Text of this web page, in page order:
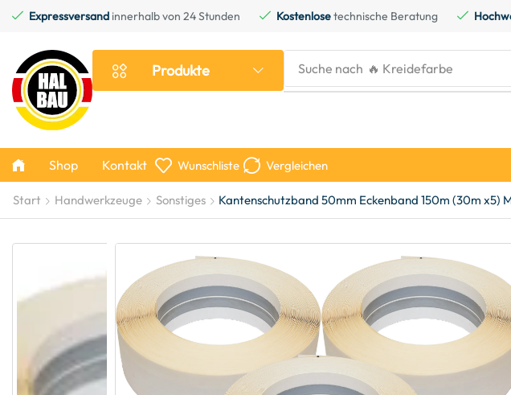
Expressversand innerhalb von 24 Stunden Kostenlosetechnische Beratung
Produkte Suche nach 🔥 Kreidefarbe
Shop Kontakt Wunschliste Vergleichen
Start Handwerkzeuge Sonstiges Kantenschutzband 50mm Eckenband 150m (30m x5)